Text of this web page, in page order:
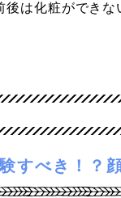
後は化粧ができ
すべき！？